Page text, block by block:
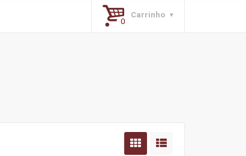
Carrinho